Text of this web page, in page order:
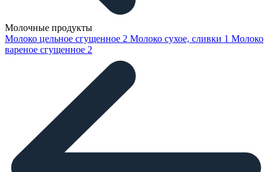
Молочные продукты
Молоко цельное сгущенное 2 Молоко сухое, сливки 1 Молоко
вареное сгущенное 2